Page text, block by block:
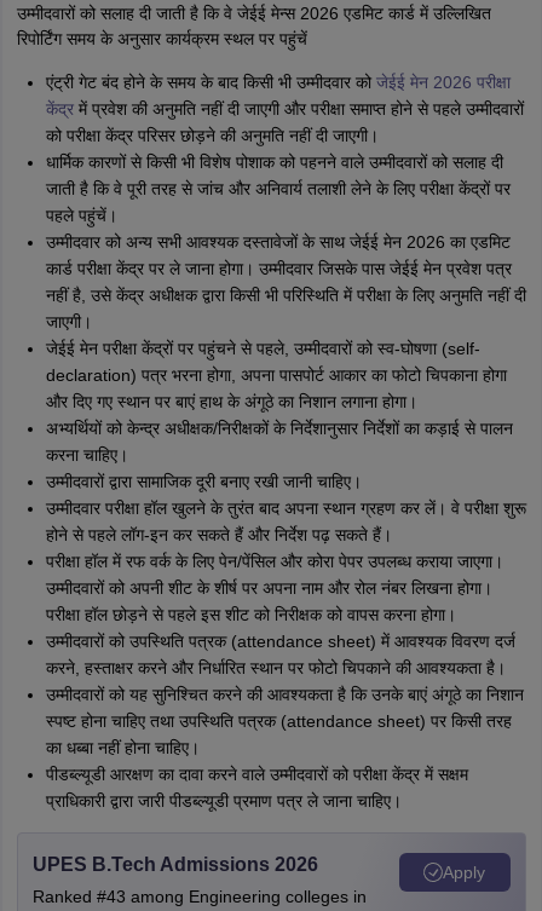
उम्मीदवारों को सलाह दी जाती है कि वे जेईई मेन्स 2026 एडमिट कार्ड में उल्लिखित
रिपोर्टिंग समय के अनुसार कार्यक्रम स्थल पर पहुंचें
एंट्री गेट बंद होने के समय के बाद किसी भी उम्मीदवार को जेईई मेन 2026 परीक्षा
केंद्रमें प्रवेश की अनुमति नहीं दी जाएगी और परीक्षा समाप्त होने से पहले उम्मीदवारों
को परीक्षा केंद्र परिसर छोड़ने की अनुमति नहीं दी जाएगी।
धार्मिक कारणों से किसी भी विशेष पोशाक को पहनने वाले उम्मीदवारों को सलाह दी
जाती है कि वे पूरी तरह से जांच और अनिवार्य तलाशी लेने के लिए परीक्षा केंद्रों पर
पहले पहुंचें।
उम्मीदवार को अन्य सभी आवश्यक दस्तावेजों के साथ जेईई मेन 2026 का एडमिट
कार्ड परीक्षा केंद्र पर ले जाना होगा। उम्मीदवार जिसके पास जेईई मेन प्रवेश पत्र
नहीं है, उसे केंद्र अधीक्षक द्वारा किसी भी परिस्थिति में परीक्षा के लिए अनुमति नहीं दी
जाएगी।
जेईई मेन परीक्षा केंद्रों पर पहुंचने से पहले, उम्मीदवारों को स्व-घोषणा (self-
declaration) पत्र भरना होगा, अपना पासपोर्ट आकार का फोटो चिपकाना होगा
और दिए गए स्थान पर बाएं हाथ के अंगूठे का निशान लगाना होगा।
अभ्यर्थियों को केन्द्र अधीक्षक/निरीक्षकों के निर्देशानुसार निर्देशों का कड़ाई से पालन
करना चाहिए।
उम्मीदवारों द्वारा सामाजिक दूरी बनाए रखी जानी चाहिए।
उम्मीदवार परीक्षा हॉल खुलने के तुरंत बाद अपना स्थान ग्रहण कर लें। वे परीक्षा शुरू
होने से पहले लॉग-इन कर सकते हैं और निर्देश पढ़ सकते हैं।
परीक्षा हॉल में रफ वर्क के लिए पेन/पेंसिल और कोरा पेपर उपलब्ध कराया जाएगा।
उम्मीदवारों को अपनी शीट के शीर्ष पर अपना नाम और रोल नंबर लिखना होगा।
परीक्षा हॉल छोड़ने से पहले इस शीट को निरीक्षक को वापस करना होगा।
उम्मीदवारों को उपस्थिति पत्रक (attendance sheet) में आवश्यक विवरण दर्ज
करने, हस्ताक्षर करने और निर्धारित स्थान पर फोटो चिपकाने की आवश्यकता है।
उम्मीदवारों को यह सुनिश्चित करने की आवश्यकता है कि उनके बाएं अंगूठे का निशान
स्पष्ट होना चाहिए तथा उपस्थिति पत्रक (attendance sheet) पर किसी तरह
का धब्बा नहीं होना चाहिए।
पीडब्ल्यूडी आरक्षण का दावा करने वाले उम्मीदवारों को परीक्षा केंद्र में सक्षम
प्राधिकारी द्वारा जारी पीडब्ल्यूडी प्रमाण पत्र ले जाना चाहिए।
UPES B.Tech Admissions 2026
Ranked #43 among Engineering colleges in
Apply